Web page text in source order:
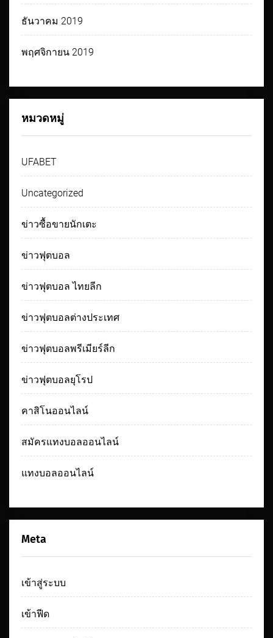
ธันวาคม 2019
พฤศจิกายน 2019
หมวดหมู่
UFABET
Uncategorized
ข่าวซื้อขายนักเตะ
ข่าวฟุตบอล
ข่าวฟุตบอล ไทยลีก
ข่าวฟุตบอลต่างประเทศ
ข่าวฟุตบอลพรีเมียร์ลีก
ข่าวฟุตบอลยุโรป
คาสิโนออนไลน์
สมัครแทงบอลออนไลน์
แทงบอลออนไลน์
Meta
เข้าสู่ระบบ
เข้าฟีด